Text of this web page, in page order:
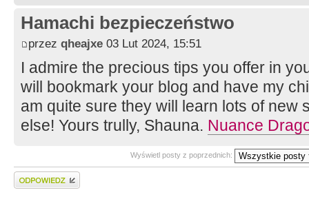
Hamachi bezpieczeństwo
przez qheajxe 03 Lut 2024, 15:51
I admire the precious tips you offer in
will bookmark your blog and have my
am quite sure they will learn lots of new
else! Yours trully, Shauna. Nuance
Wyświetl posty z poprzednich:
Wyślij odpowiedź